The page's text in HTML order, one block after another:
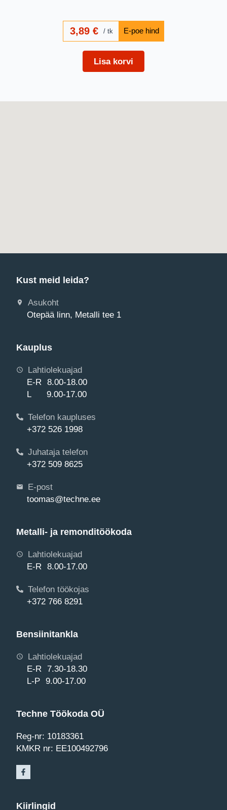
3,89€ tk
Lisa korvi
Kust meid leida?
Asukoht
Otepää linn, Metalli tee 1
Kauplus
Lahtiolekuajad
E-R 8.00-18.00
L 9.00-17.00
Telefon kaupluses
+372 526 1998
Juhataja telefon
+372 509 8625
E-post
toomas@techne.ee
Metalli- ja remonditöökoda
Lahtiolekuajad
E-R 8.00-17.00
Telefon töökojas
+372 766 8291
Bensiinitankla
Lahtiolekuajad
E-R 7.30-18.30
L-P 9.00-17.00
Techne Töökoda OÜ
Reg-nr: 10183361
KMKR nr: EE100492796
Kiirlingid